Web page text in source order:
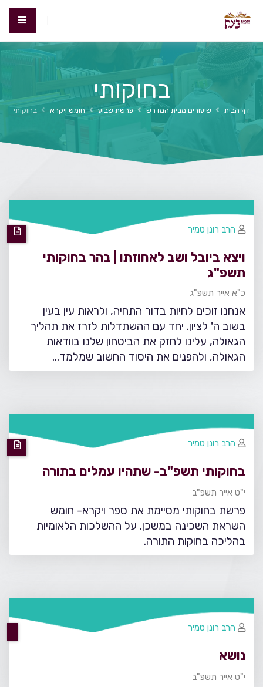
בחוקותי
דף הבית שיעורים מבית המדרש פרשת שבוע חומש ויקרא בחוקותי
ויצא ביובל ושב לאחוזתו | בהר בחוקותי
תשפ"ג
כ"א אייר תשפ"ג
אנחנו זוכים לחיות בדור התחיה, ולראות עין בעין
בשוב ה' לציון. יחד עם ההשתדלות לזרז את תהליך
הגאולה, עלינו לחזק את הביטחון שלנו בוודאות
הגאולה, ולהפנים את היסוד החשוב שמלמד…
הרב רונן טמיר
בחוקותי תשפ"ב- שתהיו עמלים בתורה
י"ט אייר תשפ"ב
פרשת בחוקותי מסיימת את ספר ויקרא- חומש
השראת השכינה במשכן. על ההשלכות הלאומיות
בהליכה בחוקות התורה.
הרב רונן טמיר
נושא
י"ט אייר תשפ"ב
הרב רונן טמיר